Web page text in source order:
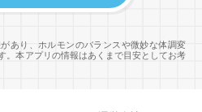
あり、ホルモンのバランスや微妙な体調変
。本アプリの情報はあくまで目安としてお考